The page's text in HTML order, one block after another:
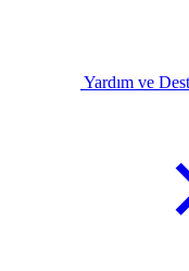
Yardım ve